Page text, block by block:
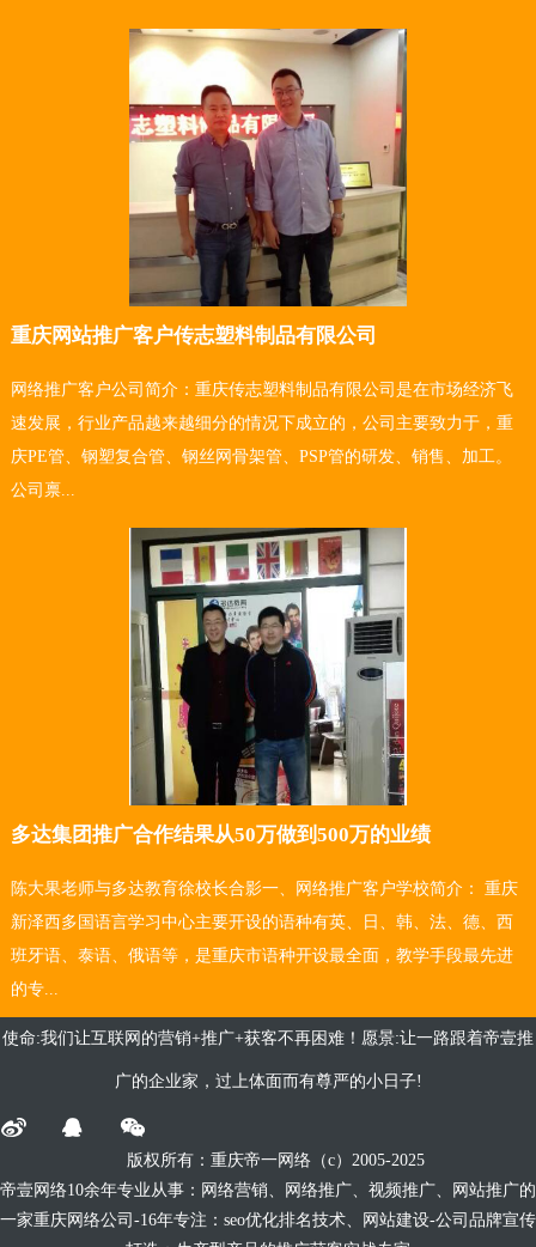
重庆网站推广客户传志塑料制品有限公司
网络推广客户公司简介：重庆传志塑料制品有限公司是在市场经济飞
速发展，行业产品越来越细分的情况下成立的，公司主要致力于，重
庆PE管、钢塑复合管、钢丝网骨架管、PSP管的研发、销售、加工。
公司禀...
多达集团推广合作结果从50万做到500万的业绩
陈大果老师与多达教育徐校长合影一、网络推广客户学校简介： 重庆
新泽西多国语言学习中心主要开设的语种有英、日、韩、法、德、西
班牙语、泰语、俄语等，是重庆市语种开设最全面，教学手段最先进
的专...
使命:我们让互联网的营销+推广+获客不再困难！愿景:让一路跟着帝壹推
广的企业家，过上体面而有尊严的小日子!
版权所有：重庆帝一网络（c） 2005-2025
帝壹网络10余年专业从事：网络营销、网络推广、视频推广、网站推广的
一家重庆网络公司-16年专注：seo优化排名技术、网站建设-公司品牌宣传